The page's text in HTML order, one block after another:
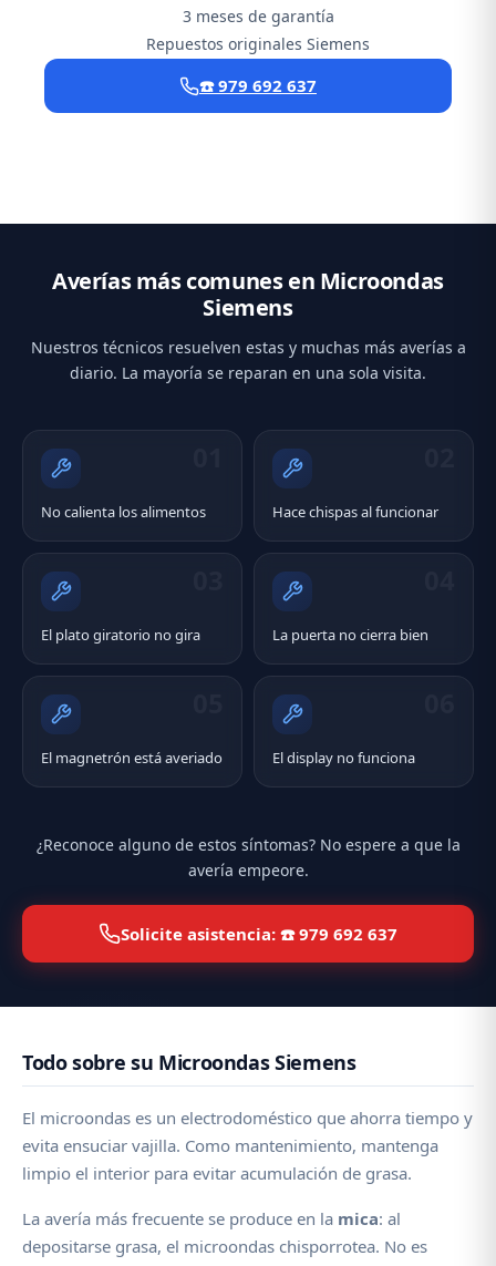
3 meses de garantía
Repuestos originales Siemens
☎️ 979 692 637
Averías más comunes en Microondas
Siemens
Nuestros técnicos resuelven estas y muchas más averías a
diario. La mayoría se reparan en una sola visita.
No calienta los alimentos Hace chispas al funcionar
El plato giratorio no gira La puerta no cierra bien
El magnetrón está averiado El display no funciona
¿Reconoce alguno de estos síntomas? No espere a que la
avería empeore.
Solicite asistencia: ☎️ 979 692 637
Todo sobre su Microondas Siemens
El microondas es un electrodoméstico que ahorra tiempo y
evita ensuciar vajilla. Como mantenimiento, mantenga
limpio el interior para evitar acumulación de grasa.
La avería más frecuente se produce en la mica: al
depositarse grasa, el microondas chisporrotea. No es